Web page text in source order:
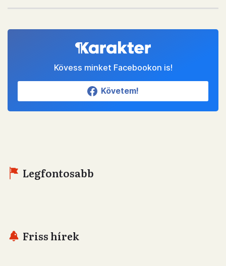
Kövess minket Facebookon is!
Követem!
Legfontosabb
Friss hírek